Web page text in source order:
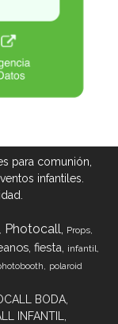
para comunión,
infantiles.
Photocall Props
fiesta infantil
polaroid
BODA
INFANTIL